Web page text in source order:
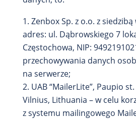
Zenbox Sp. z o.o. z
adres: ul. Dąbrowskiego 7
Częstochowa, NIP:
przechowywania danych
na serwerze;
UAB “MailerLite”, Paupio st.
Vilnius, Lithuania – w celu
z systemu mailingowego